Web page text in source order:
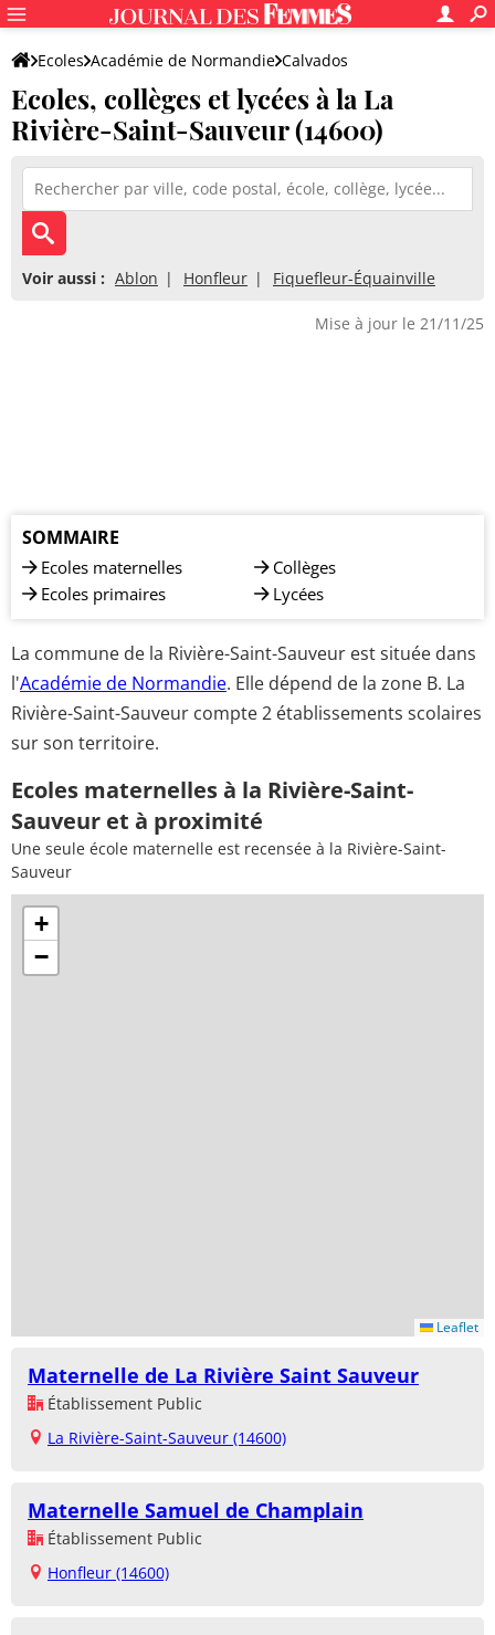
Ecoles Académie de Normandie Calvados
Ecoles, collèges et lycées à la La
Rivière-Saint-Sauveur (14600)
Voir aussi : Ablon Honfleur Fiquefleur-Équainville
Mise à jour le 21/11/25
SOMMAIRE
Ecoles maternelles
Ecoles primaires
Collèges
Lycées
La commune de la Rivière-Saint-Sauveur est située dans
l'Académie de Normandie. Elle dépend de la zone B. La
Rivière-Saint-Sauveur compte 2 établissements scolaires
sur son territoire.
Ecoles maternelles à la Rivière-Saint-
Sauveur et à proximité
Une seule école maternelle est recensée à la Rivière-Saint-
Sauveur
+
−
Leaflet
Maternelle de La Rivière Saint Sauveur
Établissement Public
La Rivière-Saint-Sauveur (14600)
Maternelle Samuel de Champlain
Établissement Public
Honfleur (14600)